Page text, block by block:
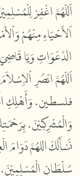
اَللّهُمَّاغْفِرْ
اَلأَحْيَاءِمِنْهُمْ
الدَّعَوَاتِوَيَاقَاضِيَ
اَللّهُمَّانْصُرِ اْلإِسْلاَمَ
فلسطين،وَأَهْلِكِ
وَالْمُشْرِكِيْنَ،
نَسْأَلُكَاللهُمَّدَوَامَ
سُلْطَانِ الْمُسْلِمِيْنَ،